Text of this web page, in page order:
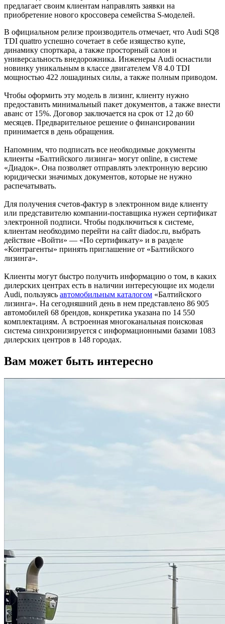
предлагает своим клиентам направлять заявки на
приобретение нового кроссовера семейства S-моделей.
В официальном релизе производитель отмечает, что Audi SQ8
TDI quattro успешно сочетает в себе изящество купе,
динамику спорткара, а также просторный салон и
универсальность внедорожника. Инженеры Audi оснастили
новинку уникальным в классе двигателем V8 4.0 TDI
мощностью 422 лошадиных силы, а также полным приводом.
Чтобы оформить эту модель в лизинг, клиенту нужно
предоставить минимальный пакет документов, а также внести
аванс от 15%. Договор заключается на срок от 12 до 60
месяцев. Предварительное решение о финансировании
принимается в день обращения.
Напомним, что подписать все необходимые документы
клиенты «Балтийского лизинга» могут online, в системе
«Диадок». Она позволяет отправлять электронную версию
юридически значимых документов, которые не нужно
распечатывать.
Для получения счетов-фактур в электронном виде клиенту
или представителю компании-поставщика нужен сертификат
электронной подписи. Чтобы подключиться к системе,
клиентам необходимо перейти на сайт diadoc.ru, выбрать
действие «Войти» — «По сертификату» и в разделе
«Контрагенты» принять приглашение от «Балтийского
лизинга».
Клиенты могут быстро получить информацию о том, в каких
дилерских центрах есть в наличии интересующие их модели
Audi, пользуясь автомобильным каталогом «Балтийского
лизинга». На сегодняшний день в нем представлено 86 905
автомобилей 68 брендов, конкретика указана по 14 550
комплектациям. А встроенная многоканальная поисковая
система синхронизируется с информационными базами 1083
дилерских центров в 148 городах.
Вам может быть интересно